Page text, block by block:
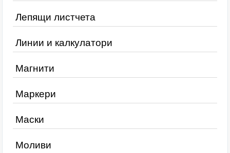
Лепящи листчета
Линии и калкулатори
Магнити
Маркери
Маски
Моливи